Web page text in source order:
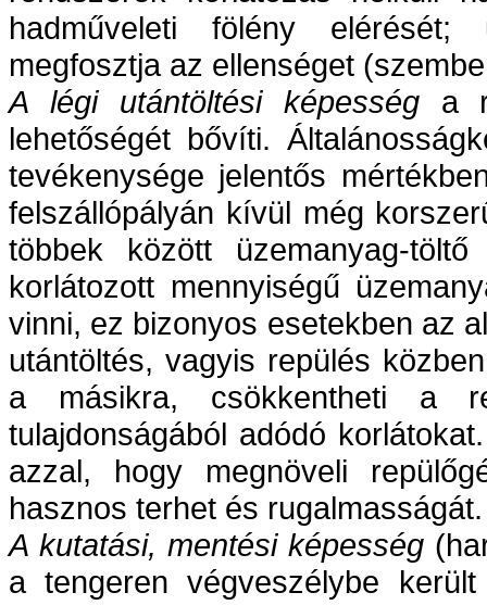
hadműveleti fölény elérését;
megfosztja az ellenséget
A légi utántöltési képességa
lehetőségét bővíti.
tevékenysége jelentős
felszállópályán kívül még
többek között üzemanyag-
korlátozott mennyiségű
vinni, ez bizonyos esetekben az
utántöltés, vagyis repülés
a másikra, csökkentheti a
tulajdonságából adódó
azzal, hogy megnöveli
hasznos terhet és rugalmasságát.
A kutatási, mentési képesség
a tengeren végveszélybe